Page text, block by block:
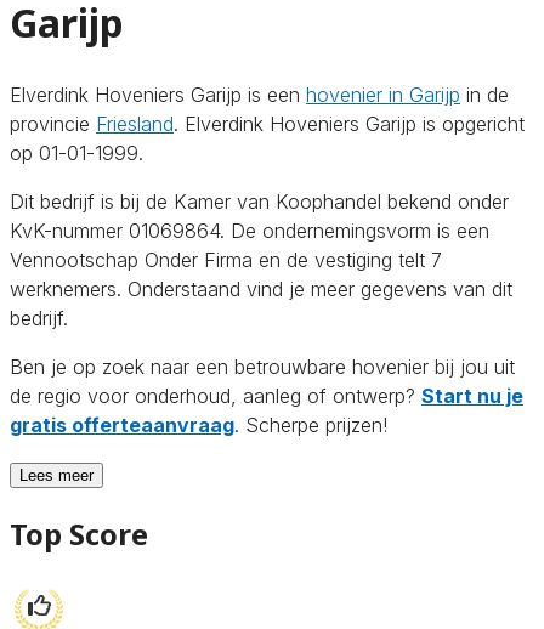
Garijp
Elverdink Hoveniers Garijp is een hovenier in Garijp in de
provincie Friesland. Elverdink Hoveniers Garijp is opgericht
op 01-01-1999.
Dit bedrijf is bij de Kamer van Koophandel bekend onder
KvK-nummer 01069864. De ondernemingsvorm is een
Vennootschap Onder Firma en de vestiging telt 7
werknemers. Onderstaand vind je meer gegevens van dit
bedrijf.
Ben je op zoek naar een betrouwbare hovenier bij jou uit
de regio voor onderhoud, aanleg of ontwerp? Start nu je
gratis offerteaanvraag. Scherpe prijzen!
Lees meer
Top Score